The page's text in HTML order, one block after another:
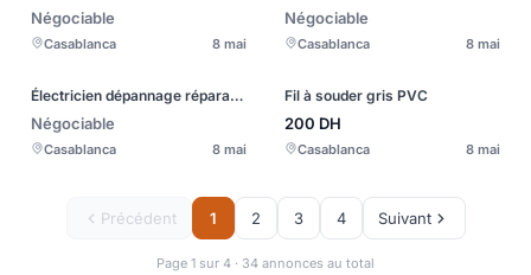
Négociable
Casablanca 8 mai
Négociable
Casablanca 8 mai
Électricien dépannage réparation
Négociable
Casablanca 8 mai
Fil à souder gris PVC
200 DH
Casablanca 8 mai
Précédent 1 2 3 4 Suivant
Page 1 sur 4 · 34 annonces au total